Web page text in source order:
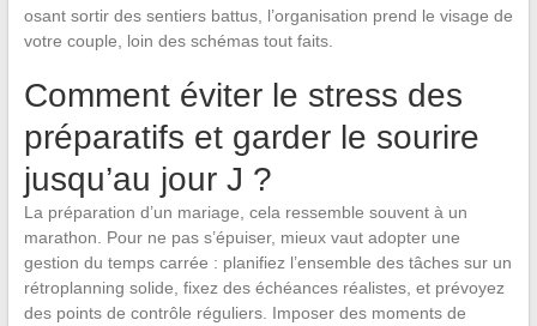
osant sortir des sentiers battus, l’organisation prend le visage de
votre couple, loin des schémas tout faits.
Comment éviter le stress des
préparatifs et garder le sourire
jusqu’au jour J ?
La préparation d’un mariage, cela ressemble souvent à un
marathon. Pour ne pas s’épuiser, mieux vaut adopter une
gestion du temps carrée : planifiez l’ensemble des tâches sur un
rétroplanning solide, fixez des échéances réalistes, et prévoyez
des points de contrôle réguliers. Imposer des moments de